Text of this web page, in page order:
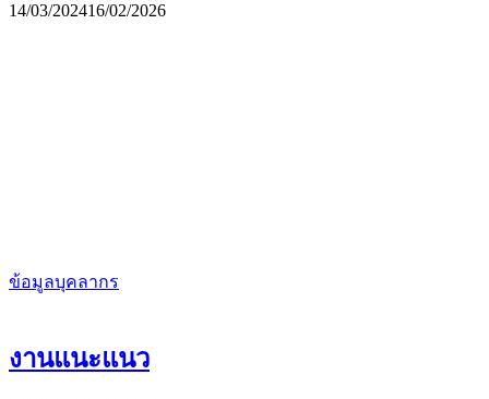
14/03/202416/02/2026
ข้อมูลบุคลากร
งานแนะแนว